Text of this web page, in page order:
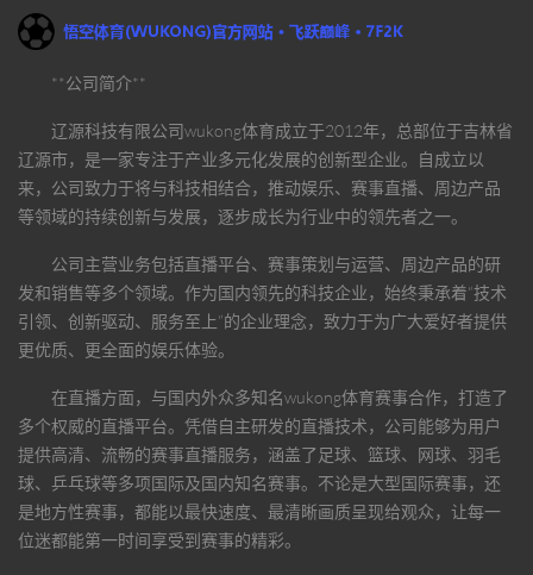
**公司简介**
辽源科技有限公司wukong体育成立于2012年，总部位于吉林省
辽源市，是一家专注于产业多元化发展的创新型企业。自成立以
来，公司致力于将与科技相结合，推动娱乐、赛事直播、周边产品
等领域的持续创新与发展，逐步成长为行业中的领先者之一。
公司主营业务包括直播平台、赛事策划与运营、周边产品的研
发和销售等多个领域。作为国内领先的科技企业，始终秉承着“技术
引领、创新驱动、服务至上”的企业理念，致力于为广大爱好者提供
更优质、更全面的娱乐体验。
在直播方面，与国内外众多知名wukong体育赛事合作，打造了
多个权威的直播平台。凭借自主研发的直播技术，公司能够为用户
提供高清、流畅的赛事直播服务，涵盖了足球、篮球、网球、羽毛
球、乒乓球等多项国际及国内知名赛事。不论是大型国际赛事，还
是地方性赛事，都能以最快速度、最清晰画质呈现给观众，让每一
位迷都能第一时间享受到赛事的精彩。